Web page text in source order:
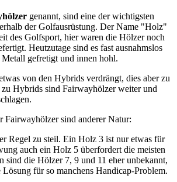
genannt, sind eine der wichtigsten
der Golfausrüstung. Der Name "Holz"
des Golfsport, hier waren die Hölzer noch
Heutzutage sind es fast ausnahmslos
gefretigt und innen hohl.
von den Hybrids verdrängt, dies aber zu
Hybrids sind Fairwayhölzer weiter und
Fairwayhölzer sind anderer Natur:
Regel zu steil. Ein Holz 3 ist nur etwas für
auch ein Holz 5 überfordert die meisten
sind die Hölzer 7, 9 und 11 eher unbekannt,
Lösung für so manchens Handicap-Problem.